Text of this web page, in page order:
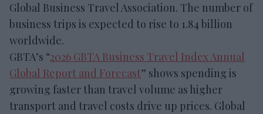
Global Business Travel Association. The number of
business trips is expected to rise to 1.84 billion
worldwide.
GBTA’s “2026 GBTA Business Travel Index Annual
Global Report and Forecast” shows spending is
growing faster than travel volume as higher
transport and travel costs drive up prices. Global